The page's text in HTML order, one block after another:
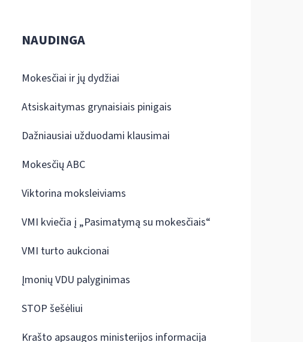
NAUDINGA
Mokesčiai ir jų dydžiai
Atsiskaitymas grynaisiais pinigais
Dažniausiai užduodami klausimai
Mokesčių ABC
Viktorina moksleiviams
VMI kviečia į „Pasimatymą su mokesčiais“
VMI turto aukcionai
Įmonių VDU palyginimas
STOP šešėliui
Krašto apsaugos ministerijos informacija